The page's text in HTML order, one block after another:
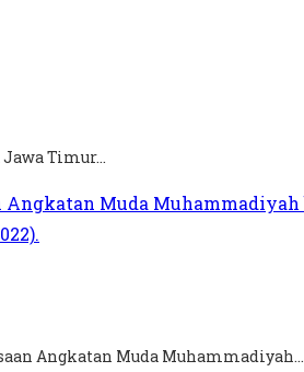
Timur...
Angkatan Muda Muhammadiyah...